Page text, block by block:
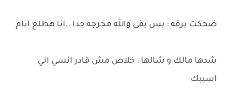
ضحكت برقه : بس بقى والله محرجه جدا ..انا هطلع انام
شدها مالك و شالها : خلاص مش قادر انسي اني
اسيبك